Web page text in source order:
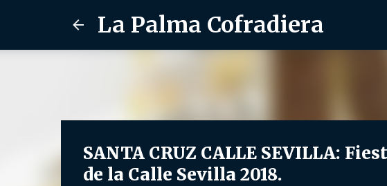
La Palma Cofradiera
SANTA CRUZ CALLE SEVILLA:
de la Calle Sevilla 2018.